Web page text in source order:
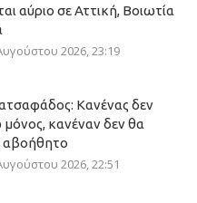
αύριο σε Αττική, Βοιωτία
2026, 23:19
Κανένας δεν
μόνος, κανέναν δεν θα
2026, 22:51